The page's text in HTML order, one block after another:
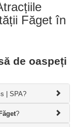
Făget în
de oaspeți
| SPA?
?